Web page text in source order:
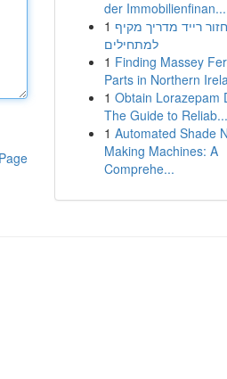
der Immobilienfinan...
1 רייד מדריך מקיף
למתחילים
1 Finding Massey
Parts in Northern
1 Obtain Lorazepam
The Guide to Reliab...
1 Automated Shade
Making Machines: A
Comprehe...